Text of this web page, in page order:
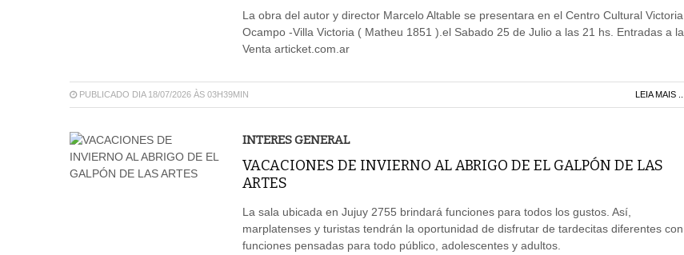
La obra del autor y director Marcelo Altable se presentara en el Centro Cultural Victoria
Ocampo -Villa Victoria ( Matheu 1851 ).el Sabado 25 de Julio a las 21 hs. Entradas a la
Venta articket.com.ar
PUBLICADO DIA 18/07/2026 ÀS 03H39MIN LEIA MAIS ...
INTERES GENERAL
VACACIONES DE INVIERNO AL ABRIGO DE EL GALPÓN DE LAS
ARTES
La sala ubicada en Jujuy 2755 brindará funciones para todos los gustos. Así,
marplatenses y turistas tendrán la oportunidad de disfrutar de tardecitas diferentes con
funciones pensadas para todo público, adolescentes y adultos.